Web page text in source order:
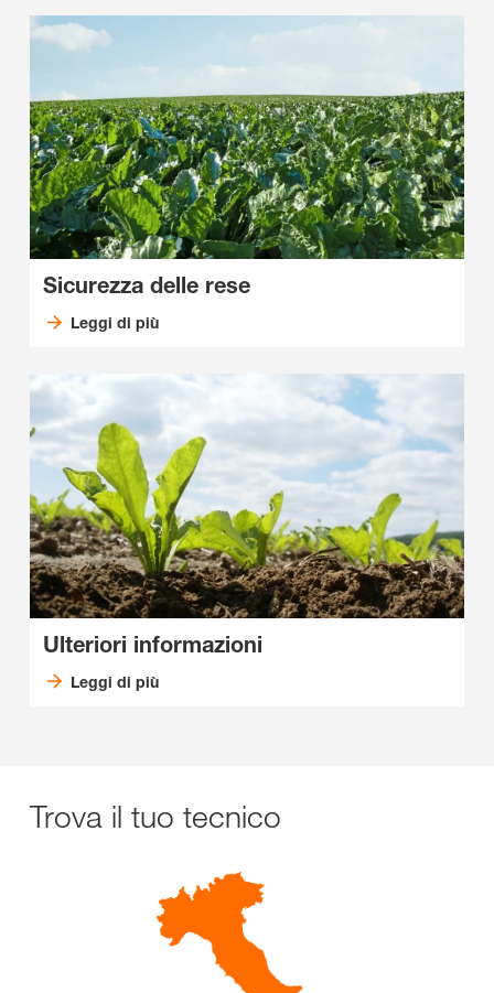
Sicurezza delle rese
Leggi di più
Ulteriori informazioni
Leggi di più
Trova il tuo tecnico